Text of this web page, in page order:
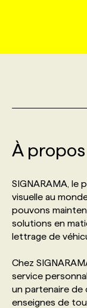
PRIX ET
NOS
PROFIL
FAQ
PROFIL
NOS
NOS
NOS
SERVICE
NOS TARIFS
NOS
FAQ
À propos
SIGNARAMA, le
visuelle au
pouvons
solutions en
lettrage de
Chez
service
un partenaire de
enseignes de